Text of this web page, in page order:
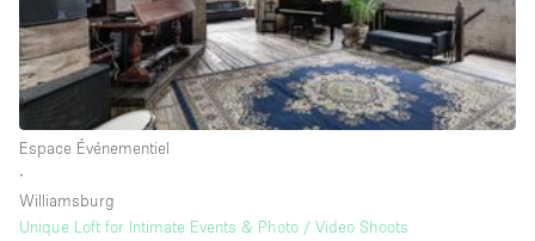
Commerce
Container
Entrepôt / Espace Stockage / Box
Espace Atypique / Unique
Espace Publicitaire
Espace Événementiel
∙
Williamsburg
Unique Loft for Intimate Events & Photo / Video Shoots